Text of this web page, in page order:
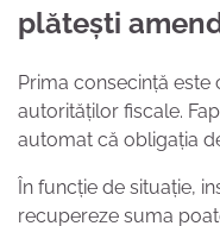
plătești
Prima consecință
autorităților fiscale.
automat că obligația
În funcție de situație,
recupereze suma